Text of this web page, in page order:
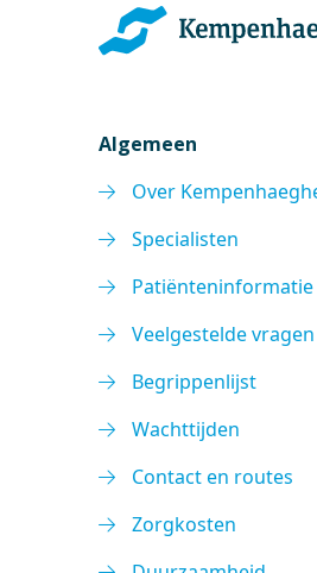
Algemeen
Over
Specialisten
Patiënteninformatie
Veelgestelde vragen
Begrippenlijst
Wachttijden
Contact en routes
Zorgkosten